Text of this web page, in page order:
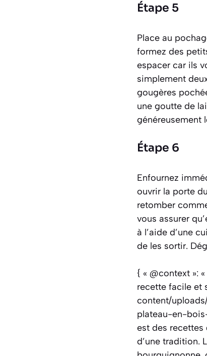
Étape 5
Place au
formez des
espacer car ils
simplement
gougères
une goutte de
généreusement
Étape 6
Enfournez
ouvrir la porte
retomber
vous assurer
à l’aide d’une
de les sortir.
{ « @context »:
recette facile et
content/
plateau-en-
est des
d’une tradition.